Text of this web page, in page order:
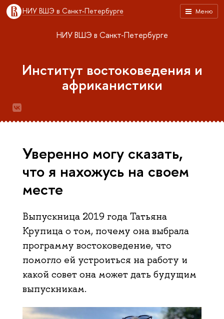
Меню
НИУ ВШЭ в Санкт-Петербурге
НИУ ВШЭ в Санкт-Петербурге
Институт востоковедения и
африканистики
Уверенно могу сказать,
что я нахожусь на своем
месте
Выпускница 2019 года Татьяна
Крупица о том, почему она выбрала
программу востоковедение, что
помогло ей устроиться на работу и
какой совет она может дать будущим
выпускникам.